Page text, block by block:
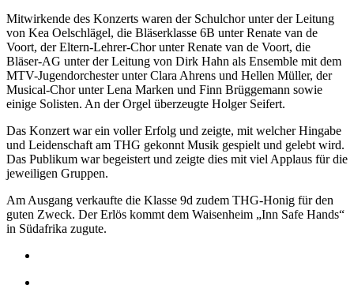
Mitwirkende des Konzerts waren der Schulchor unter der Leitung
von Kea Oelschlägel, die Bläserklasse 6B unter Renate van de
Voort, der Eltern-Lehrer-Chor unter Renate van de Voort, die
Bläser-AG unter der Leitung von Dirk Hahn als Ensemble mit dem
MTV-Jugendorchester unter Clara Ahrens und Hellen Müller, der
Musical-Chor unter Lena Marken und Finn Brüggemann sowie
einige Solisten. An der Orgel überzeugte Holger Seifert.
Das Konzert war ein voller Erfolg und zeigte, mit welcher Hingabe
und Leidenschaft am THG gekonnt Musik gespielt und gelebt wird.
Das Publikum war begeistert und zeigte dies mit viel Applaus für die
jeweiligen Gruppen.
Am Ausgang verkaufte die Klasse 9d zudem THG-Honig für den
guten Zweck. Der Erlös kommt dem Waisenheim „Inn Safe Hands“
in Südafrika zugute.